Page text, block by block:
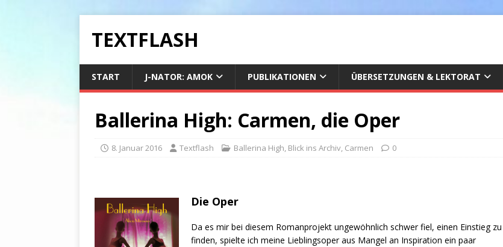
TEXTFLASH
START J-NATOR: AMOK PUBLIKATIONEN ÜBERSETZUNGEN & LEKTORAT
Ballerina High: Carmen, die Oper
8. Januar 2016 Textflash Ballerina High, Blick ins Archiv, Carmen 0
Die Oper
Da es mir bei diesem Romanprojekt ungewöhnlich schwer fiel, einen Einstieg zu
finden, spielte ich meine Lieblingsoper aus Mangel an Inspiration ein paar